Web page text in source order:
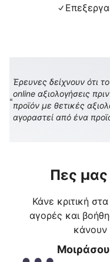
Έρευνες δείχνουν ότι
online αξιολογήσεις
προϊόν με θετικές
αγοραστεί από ένα
Πες
Κάνε κριτική
αγορές και
κάνουν